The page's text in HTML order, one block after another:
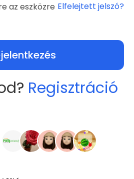
az eszközre Elfelejtett jelszó?
Regisztráció